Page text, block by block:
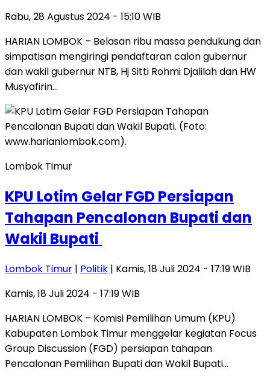
Rabu, 28 Agustus 2024 - 15:10 WIB
HARIAN LOMBOK – Belasan ribu massa pendukung dan
simpatisan mengiringi pendaftaran calon gubernur
dan wakil gubernur NTB, Hj Sitti Rohmi Djalilah dan HW
Musyafirin…
Lombok Timur
KPU Lotim Gelar FGD Persiapan
Tahapan Pencalonan Bupati dan
Wakil Bupati
Lombok Timur | Politik | Kamis, 18 Juli 2024 - 17:19 WIB
Kamis, 18 Juli 2024 - 17:19 WIB
HARIAN LOMBOK – Komisi Pemilihan Umum (KPU)
Kabupaten Lombok Timur menggelar kegiatan Focus
Group Discussion (FGD) persiapan tahapan
Pencalonan Pemilihan Bupati dan Wakil Bupati…